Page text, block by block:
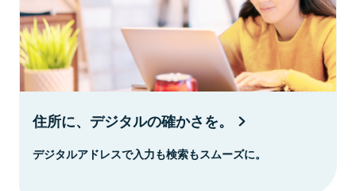
住所に、デジタルの確かさを。
デジタルアドレスで入力も検索もスムーズに。